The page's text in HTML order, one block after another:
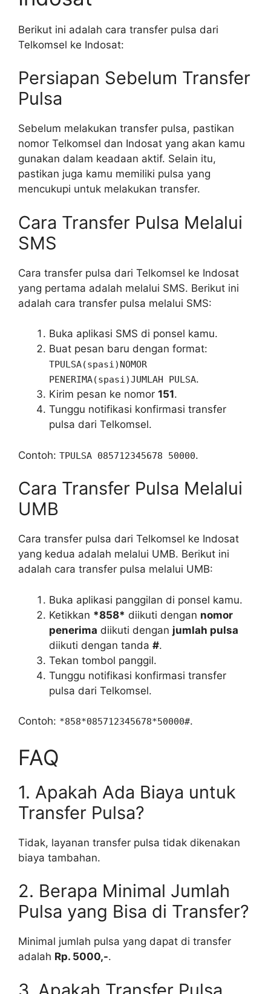
Berikut ini adalah cara transfer pulsa dari
Telkomsel ke Indosat:
Persiapan Sebelum Transfer
Pulsa
Sebelum melakukan transfer pulsa, pastikan
nomor Telkomsel dan Indosat yang akan kamu
gunakan dalam keadaan aktif. Selain itu,
pastikan juga kamu memiliki pulsa yang
mencukupi untuk melakukan transfer.
Cara Transfer Pulsa Melalui
SMS
Cara transfer pulsa dari Telkomsel ke Indosat
yang pertama adalah melalui SMS. Berikut ini
adalah cara transfer pulsa melalui SMS:
Buka aplikasi SMS di ponsel kamu.
Buat pesan baru dengan format:
TPULSA(spasi)NOMOR
PENERIMA(spasi)JUMLAH PULSA.
Kirim pesan ke nomor 151.
Tunggu notifikasi konfirmasi transfer
pulsa dari Telkomsel.
Contoh: TPULSA 085712345678 50000.
Cara Transfer Pulsa Melalui
UMB
Cara transfer pulsa dari Telkomsel ke Indosat
yang kedua adalah melalui UMB. Berikut ini
adalah cara transfer pulsa melalui UMB:
Buka aplikasi panggilan di ponsel kamu.
Ketikkan *858* diikuti dengan nomor
penerima diikuti dengan jumlah pulsa
diikuti dengan tanda #.
Tekan tombol panggil.
Tunggu notifikasi konfirmasi transfer
pulsa dari Telkomsel.
Contoh: *858*085712345678*50000#.
FAQ
1. Apakah Ada Biaya untuk
Transfer Pulsa?
Tidak, layanan transfer pulsa tidak dikenakan
biaya tambahan.
2. Berapa Minimal Jumlah
Pulsa yang Bisa di Transfer?
Minimal jumlah pulsa yang dapat di transfer
adalah Rp. 5000,-.
3. Apakah Transfer Pulsa